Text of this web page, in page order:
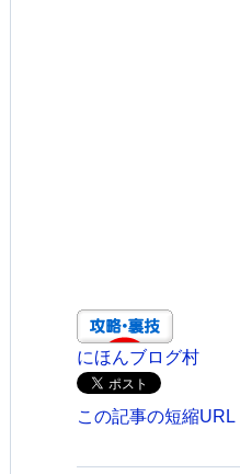
にほんブログ村
この記事の短縮URL